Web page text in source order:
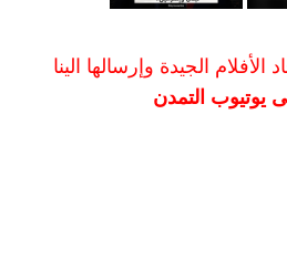
الجيدة وإرسالها الينا
يوتيوب التمدن